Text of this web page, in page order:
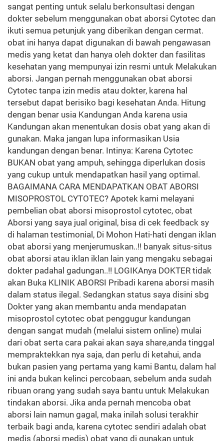
sangat penting untuk selalu berkonsultasi dengan
dokter sebelum menggunakan obat aborsi Cytotec dan
ikuti semua petunjuk yang diberikan dengan cermat.
obat ini hanya dapat digunakan di bawah pengawasan
medis yang ketat dan hanya oleh dokter dan fasilitas
kesehatan yang mempunyai izin resmi untuk Melakukan
aborsi. Jangan pernah menggunakan obat aborsi
Cytotec tanpa izin medis atau dokter, karena hal
tersebut dapat berisiko bagi kesehatan Anda. Hitung
dengan benar usia Kandungan Anda karena usia
Kandungan akan menentukan dosis obat yang akan di
gunakan. Maka jangan lupa informasikan Usia
kandungan dengan benar. Intinya: Karena Cytotec
BUKAN obat yang ampuh, sehingga diperlukan dosis
yang cukup untuk mendapatkan hasil yang optimal.
BAGAIMANA CARA MENDAPATKAN OBAT ABORSI
MISOPROSTOL CYTOTEC? Apotek kami melayani
pembelian obat aborsi misoprostol cytotec, obat
Aborsi yang saya jual original, bisa di cek feedback sy
di halaman testimonial, Di Mohon Hati-hati dengan iklan
obat aborsi yang menjerumuskan..!! banyak situs-situs
obat aborsi atau iklan iklan lain yang mengaku sebagai
dokter padahal gadungan..!! LOGIKAnya DOKTER tidak
akan Buka KLINIK ABORSI Pribadi karena aborsi masih
dalam status ilegal. Sedangkan status saya disini sbg
Dokter yang akan membantu anda mendapatan
misoprostol cytotec obat penggugur kandungan
dengan sangat mudah (melalui sistem online) mulai
dari obat serta cara pakai akan saya share,anda tinggal
mempraktekkan nya saja, dan perlu di ketahui, anda
bukan pasien yang pertama yang kami Bantu, dalam hal
ini anda bukan kelinci percobaan, sebelum anda sudah
ribuan orang yang sudah saya bantu untuk Melakukan
tindakan aborsi. Jika anda pernah mencoba obat
aborsi lain namun gagal, maka inilah solusi terakhir
terbaik bagi anda, karena cytotec sendiri adalah obat
medis (aborsi medis) obat yang di gunakan untuk